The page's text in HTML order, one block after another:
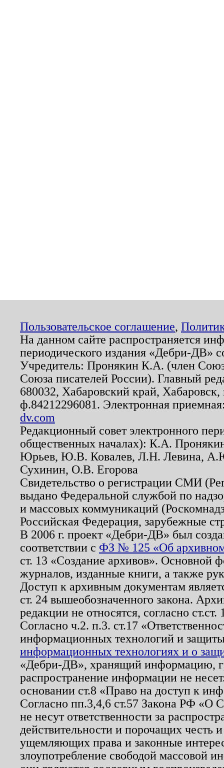
Пользовательское соглашение,
На данном сайте распространяется
периодического издания «Дебри-ДВ»
Учредитель: Пронякин К.А. (член
Союза писателей России). Главный
680032, Хабаровский край,
ф.84212296081. Электронная
dv.com
Редакционный совет электронного
общественных началах): К.А.
Юрьев, Ю.В. Ковалев, Л.Н. Левина,
Сухинин, О.В. Егорова
Свидетельство о регистрации СМИ
выдано Федеральной службой по
и массовых коммуникаций
Российская Федерация, зарубежные
В 2006 г. проект «Дебри-ДВ» был
соответствии с ФЗ № 125 «Об
ст. 13 «Создание архивов». Основной
журналов, изданные книги, а также
Доступ к архивным документам
ст. 24 вышеобозначенного закона.
редакции не относятся, согласно
Согласно ч.2. п.3. ст.17
информационных технологий и
информационных технологиях и о
«Дебри-ДВ», хранящий информацию,
распространение информации не
основании ст.8 «Право на доступ к
Согласно пп.3,4,6 ст.57 Закона РФ «О
не несут ответственности за
действительности и порочащих честь
ущемляющих права и законные
злоупотребление свободой массовой